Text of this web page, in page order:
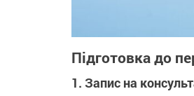
Підготовка до
1. Запис на